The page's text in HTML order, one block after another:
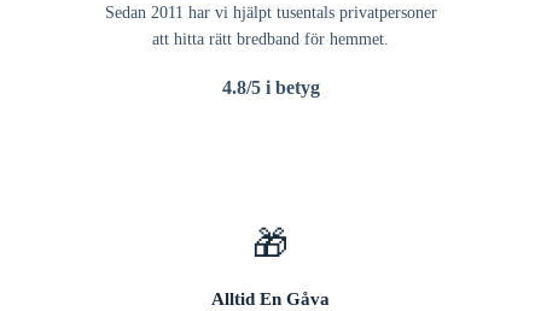
Sedan 2011 har vi hjälpt tusentals privatpersoner
att hitta rätt bredband för hemmet.
4.8/5 i betyg
🎁
Alltid En Gåva